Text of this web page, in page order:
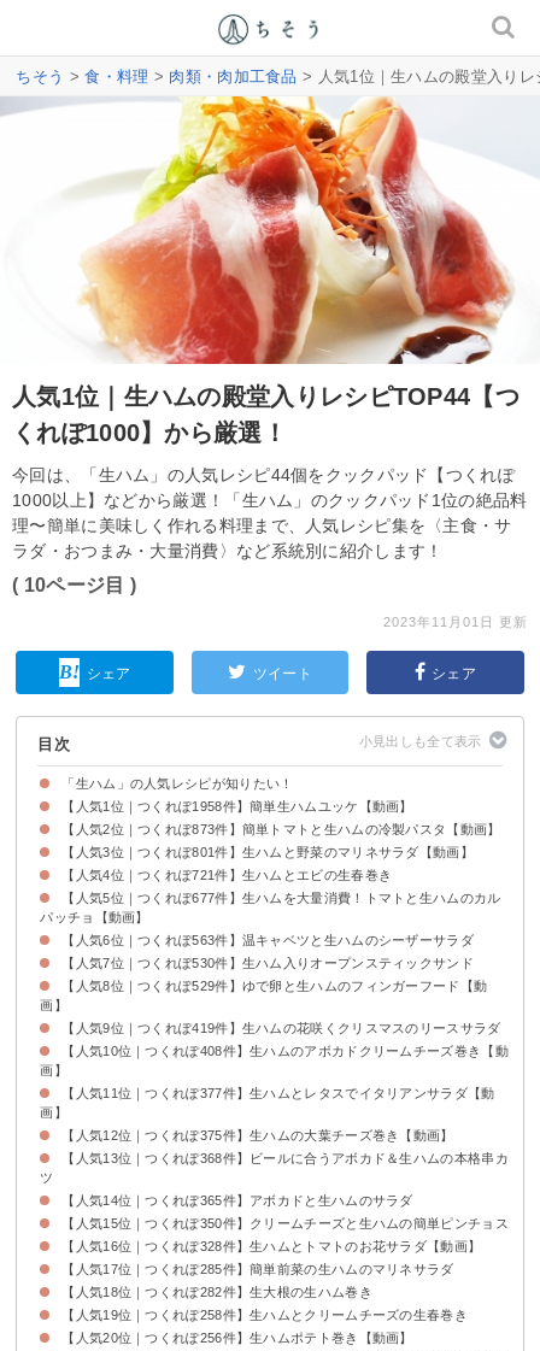
ちそう >食・料理 > 肉類・肉加工食品 > 人気1位｜生ハムの殿堂入り
人気1位｜生ハムの殿堂入りレシピTOP44【つ
くれぽ1000】から厳選！
今回は、「生ハム」の人気レシピ44個をクックパッド【つくれぽ
1000以上】などから厳選！「生ハム」のクックパッド1位の絶品料
理〜簡単に美味しく作れる料理まで、人気レシピ集を〈主食・サ
ラダ・おつまみ・大量消費〉など系統別に紹介します！
( 10ページ目 )
2023年11月01日 更新
シェア ツイート シェア
目次
「生ハム」の人気レシピが知りたい！
【人気1位｜つくれぽ1958件】簡単生ハムユッケ【動画】
【人気2位｜つくれぽ873件】簡単トマトと生ハムの冷製パスタ【動画】
【人気3位｜つくれぽ801件】生ハムと野菜のマリネサラダ【動画】
【人気4位｜つくれぽ721件】生ハムとエビの生春巻き
【人気5位｜つくれぽ677件】生ハムを大量消費！トマトと生ハムのカル
パッチョ【動画】
【人気6位｜つくれぽ563件】温キャベツと生ハムのシーザーサラダ
【人気7位｜つくれぽ530件】生ハム入りオープンスティックサンド
【人気8位｜つくれぽ529件】ゆで卵と生ハムのフィンガーフード【動
画】
【人気9位｜つくれぽ419件】生ハムの花咲くクリスマスのリースサラダ
【人気10位｜つくれぽ408件】生ハムのアボカドクリームチーズ巻き【動
画】
【人気11位｜つくれぽ377件】生ハムとレタスでイタリアンサラダ【動
画】
【人気12位｜つくれぽ375件】生ハムの大葉チーズ巻き【動画】
【人気13位｜つくれぽ368件】ビールに合うアボカド＆生ハムの本格串カ
ツ
【人気14位｜つくれぽ365件】アボカドと生ハムのサラダ
【人気15位｜つくれぽ350件】クリームチーズと生ハムの簡単ピンチョス
【人気16位｜つくれぽ328件】生ハムとトマトのお花サラダ【動画】
【人気17位｜つくれぽ285件】簡単前菜の生ハムのマリネサラダ
【人気18位｜つくれぽ282件】生大根の生ハム巻き
【人気19位｜つくれぽ258件】生ハムとクリームチーズの生春巻き
【人気20位｜つくれぽ256件】生ハムポテト巻き【動画】